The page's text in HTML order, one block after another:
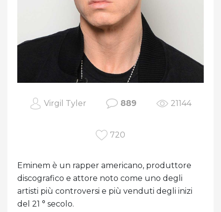
Virgil Tyler 889 21144
720
Eminem è un rapper americano, produttore
discografico e attore noto come uno degli
artisti più controversi e più venduti degli inizi
del 21 ° secolo.